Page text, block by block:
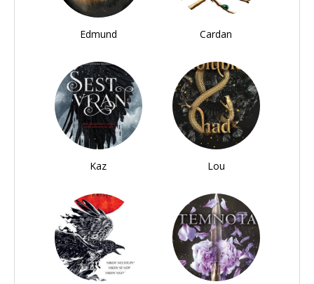
Edmund Cardan
Kaz Lou